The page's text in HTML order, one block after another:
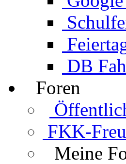
DB
Foren
FKK-
Meine